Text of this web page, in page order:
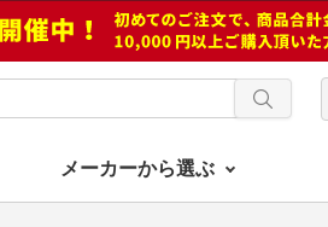
メーカーから選ぶ